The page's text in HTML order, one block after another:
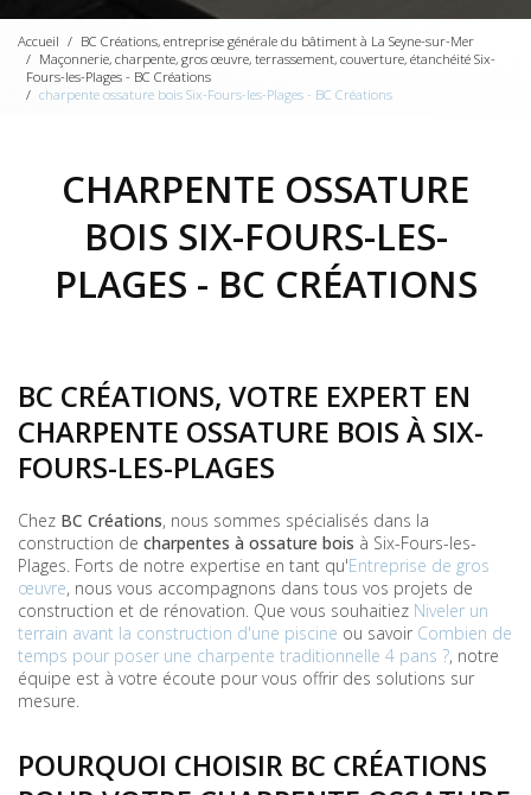
Accueil
BC Créations, entreprise générale du bâtiment à La Seyne-sur-Mer
Maçonnerie, charpente, gros œuvre, terrassement, couverture, étanchéité Six-
Fours-les-Plages - BC Créations
charpente ossature bois Six-Fours-les-Plages - BC Créations
CHARPENTE OSSATURE
BOIS SIX-FOURS-LES-
PLAGES - BC CRÉATIONS
BC CRÉATIONS, VOTRE EXPERT EN
CHARPENTE OSSATURE BOIS À SIX-
FOURS-LES-PLAGES
Chez BC Créations, nous sommes spécialisés dans la
construction de charpentes à ossature bois à Six-Fours-les-
Plages. Forts de notre expertise en tant qu'Entreprise de gros
œuvre, nous vous accompagnons dans tous vos projets de
construction et de rénovation. Que vous souhaitiez Niveler un
terrain avant la construction d'une piscine ou savoir Combien de
temps pour poser une charpente traditionnelle 4 pans ?, notre
équipe est à votre écoute pour vous offrir des solutions sur
mesure.
POURQUOI CHOISIR BC CRÉATIONS